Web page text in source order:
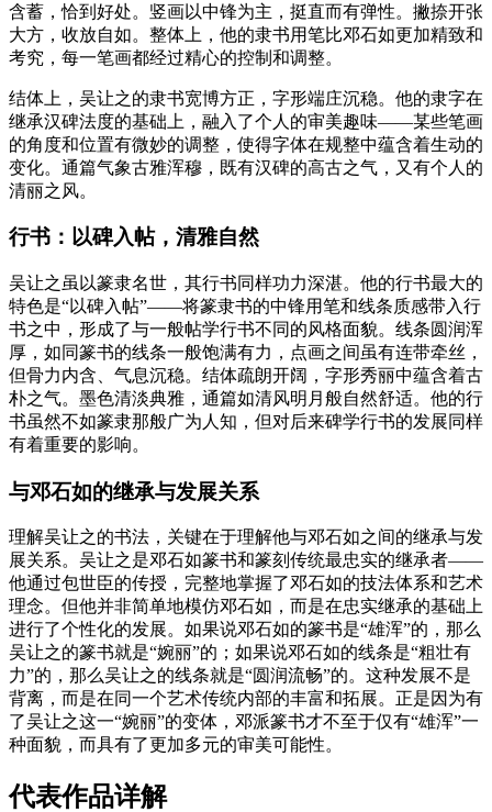
含蓄，恰到好处。竖画以中锋为主，挺直而有弹性。撇捺开张
大方，收放自如。整体上，他的隶书用笔比邓石如更加精致和
考究，每一笔画都经过精心的控制和调整。
结体上，吴让之的隶书宽博方正，字形端庄沉稳。他的隶字在
继承汉碑法度的基础上，融入了个人的审美趣味——某些笔画
的角度和位置有微妙的调整，使得字体在规整中蕴含着生动的
变化。通篇气象古雅浑穆，既有汉碑的高古之气，又有个人的
清丽之风。
行书：以碑入帖，清雅自然
吴让之虽以篆隶名世，其行书同样功力深湛。他的行书最大的
特色是“以碑入帖”——将篆隶书的中锋用笔和线条质感带入行
书之中，形成了与一般帖学行书不同的风格面貌。线条圆润浑
厚，如同篆书的线条一般饱满有力，点画之间虽有连带牵丝，
但骨力内含、气息沉稳。结体疏朗开阔，字形秀丽中蕴含着古
朴之气。墨色清淡典雅，通篇如清风明月般自然舒适。他的行
书虽然不如篆隶那般广为人知，但对后来碑学行书的发展同样
有着重要的影响。
与邓石如的继承与发展关系
理解吴让之的书法，关键在于理解他与邓石如之间的继承与发
展关系。吴让之是邓石如篆书和篆刻传统最忠实的继承者——
他通过包世臣的传授，完整地掌握了邓石如的技法体系和艺术
理念。但他并非简单地模仿邓石如，而是在忠实继承的基础上
进行了个性化的发展。如果说邓石如的篆书是“雄浑”的，那么
吴让之的篆书就是“婉丽”的；如果说邓石如的线条是“粗壮有
力”的，那么吴让之的线条就是“圆润流畅”的。这种发展不是
背离，而是在同一个艺术传统内部的丰富和拓展。正是因为有
了吴让之这一“婉丽”的变体，邓派篆书才不至于仅有“雄浑”一
种面貌，而具有了更加多元的审美可能性。
代表作品详解